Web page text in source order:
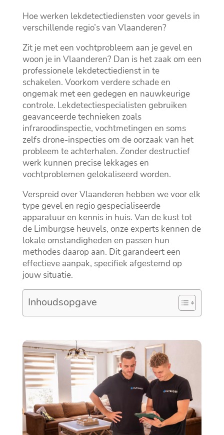
Hoe werken lekdetectiediensten voor gevels in
verschillende regio’s van Vlaanderen?
Zit je met een vochtprobleem aan je gevel en
woon je in Vlaanderen? Dan is het zaak om een
professionele lekdetectiedienst in te
schakelen.​ Voorkom verdere schade en
ongemak met een gedegen en nauwkeurige
controle.​ Lekdetectiespecialisten gebruiken
geavanceerde technieken zoals
infraroodinspectie, vochtmetingen en soms
zelfs drone-inspecties om de oorzaak van het
probleem te achterhalen.​ Zonder destructief
werk kunnen precise lekkages en
vochtproblemen gelokaliseerd worden.​
Verspreid over Vlaanderen hebben we voor elk
type gevel en regio gespecialiseerde
apparatuur en kennis in huis.​ Van de kust tot
de Limburgse heuvels, onze experts kennen de
lokale omstandigheden en passen hun
methodes daarop aan.​ Dit garandeert een
effectieve aanpak, specifiek afgestemd op
jouw situatie.​
Inhoudsopgave